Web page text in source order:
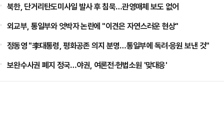
북한, 단거리탄도미사일 발사 후 침묵…관영매체 보도 없어
외교부, 통일부와 엇박자 논란에 "이견은 자연스러운 현상"
정동영 "李대통령, 평화공존 의지 분명…통일부에 독려·응원 보낸 것"
보완수사권 폐지 정국…야권, 여론전·헌법소원 '맞대응'